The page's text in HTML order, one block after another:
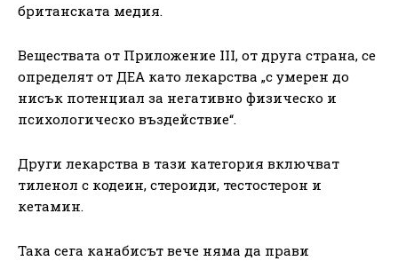
британската медия.
Веществата от Приложение III, от друга страна, се
определят от ДEA като лекарства „с умерен до
нисък потенциал за негативно физическо и
психологическо въздействие“.
Други лекарства в тази категория включват
тиленол с кодеин, стероиди, тестостерон и
кетамин.
Така сега канабисът вече няма да прави